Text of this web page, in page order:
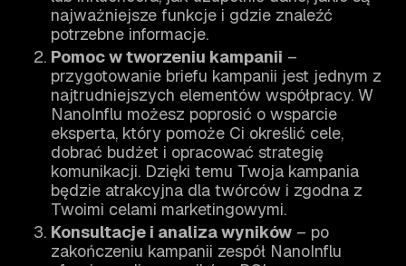
najważniejsze funkcje i gdzie znaleźć
potrzebne informacje.
Pomoc w tworzeniu kampanii –
przygotowanie briefu kampanii jest jednym z
najtrudniejszych elementów współpracy. W
NanoInflu możesz poprosić o wsparcie
eksperta, który pomoże Ci określić cele,
dobrać budżet i opracować strategię
komunikacji. Dzięki temu Twoja kampania
będzie atrakcyjna dla twórców i zgodna z
Twoimi celami marketingowymi.
Konsultacje i analiza wyników – po
zakończeniu kampanii zespół NanoInflu